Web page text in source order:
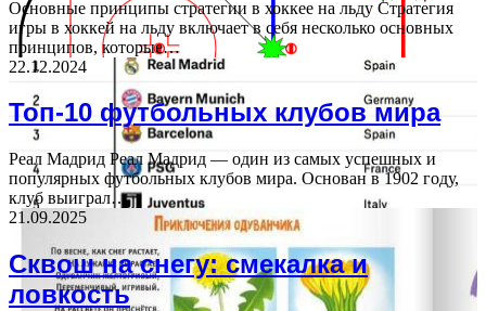
Основные принципы стратегии в хоккее на льду Стратегия
игры в хоккей на льду включает в себя несколько основных
принципов, которые…
22.12.2024
Топ-10 футбольных клубов мира
Реал Мадрид Реал Мадрид — один из самых успешных и
популярных футбольных клубов мира. Основан в 1902 году,
клуб выиграл…
21.09.2025
Сквош на снегу: смекалка и
ловкость